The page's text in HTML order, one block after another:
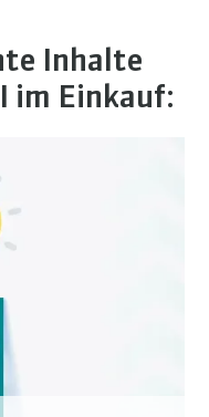
Inhalte
im Einkauf: